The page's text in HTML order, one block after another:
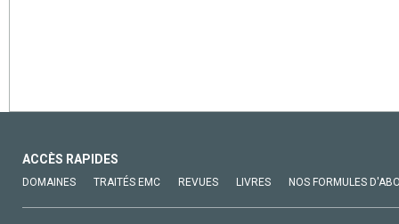
ACCÈS RAPIDES
DOMAINES TRAITÉS EMC REVUES LIVRES NOS FORMULES